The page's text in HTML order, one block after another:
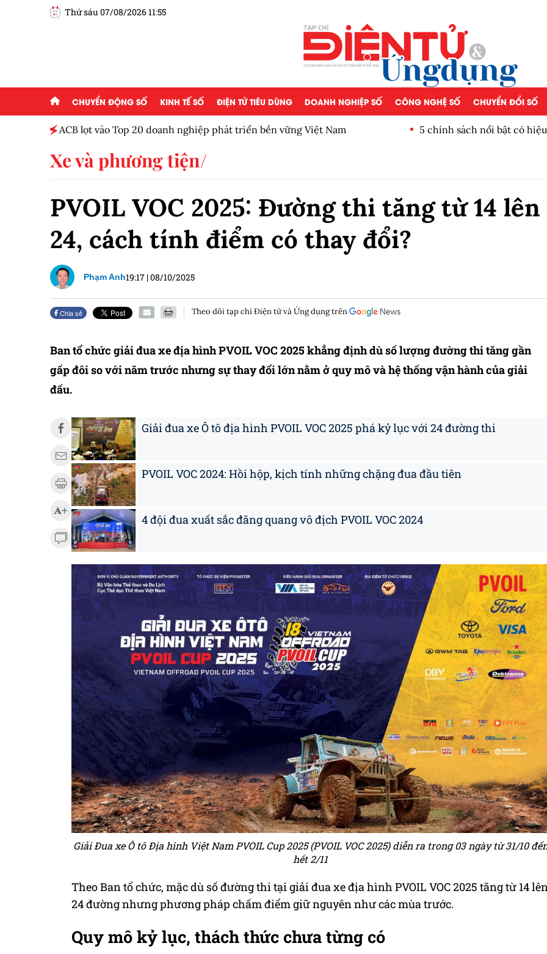
Thứ sáu 07/08/2026 11:55
CHUYỂN ĐỘNG SỐ KINH TẾ SỐ ĐIỆN TỬ TIÊU DÙNG DOANH NGHIỆP SỐ CÔNG NGHỆ SỐ CHUYỂN ĐỔI SỐ
ACB lọt vào Top 20 doanh nghiệp phát triển bền vững Việt Nam 5 chính sách nổi bật có
Xe và phương tiện
PVOIL VOC 2025: Đường thi tăng từ 14 lên
24, cách tính điểm có thay đổi?
Phạm Anh19:17 |08/10/2025
Chia sẻ Theo dõi tạp chí Điện tử và Ứng dụng trên
Ban tổ chức giải đua xe địa hình PVOIL VOC 2025 khẳng định dù số lượng đường thi tăng gần
gấp đôi so với năm trước nhưng sự thay đổi lớn nằm ở quy mô và hệ thống vận hành của giải
đấu.
Giải đua xe Ô tô địa hình PVOIL VOC 2025 phá kỷ lục với 24 đường thi
PVOIL VOC 2024: Hồi hộp, kịch tính những chặng đua đầu tiên
4 đội đua xuất sắc đăng quang vô địch PVOIL VOC 2024
Giải Đua xe Ô tô Địa hình Việt Nam PVOIL Cup 2025 (PVOIL VOC 2025) diễn ra trong 03 ngày từ 31/10
hết 2/11
Theo Ban tổ chức, mặc dù số đường thi tại giải đua xe địa hình PVOIL VOC 2025 tăng từ 14
24 đường nhưng phương pháp chấm điểm giữ nguyên như các mùa trước.
Quy mô kỷ lục, thách thức chưa từng có